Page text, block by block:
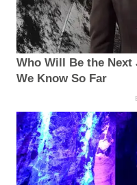
Who Will Be the Next
We Know So Far